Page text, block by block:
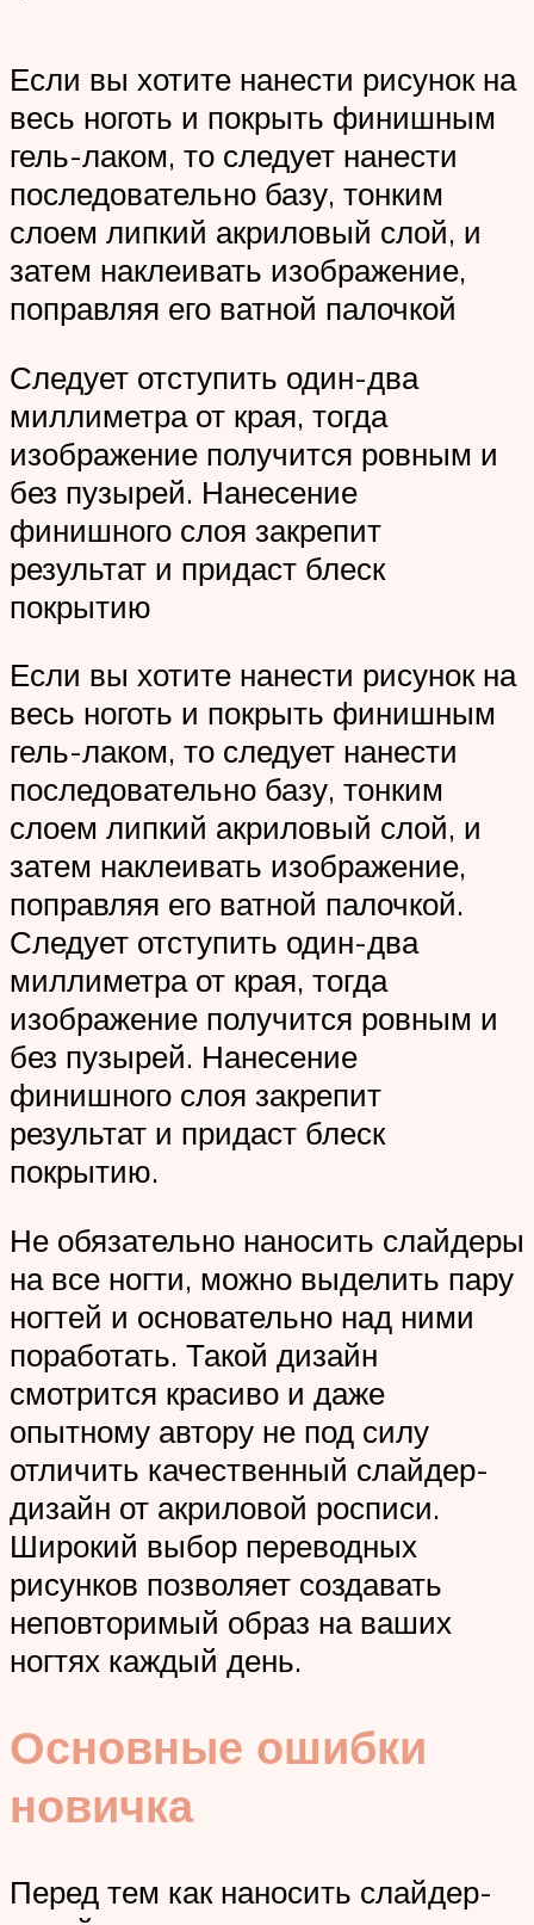
Если вы хотите нанести рисунок на
весь ноготь и покрыть финишным
гель-лаком, то следует нанести
последовательно базу, тонким
слоем липкий акриловый слой, и
затем наклеивать изображение,
поправляя его ватной палочкой
Следует отступить один-два
миллиметра от края, тогда
изображение получится ровным и
без пузырей. Нанесение
финишного слоя закрепит
результат и придаст блеск
покрытию
Если вы хотите нанести рисунок на
весь ноготь и покрыть финишным
гель-лаком, то следует нанести
последовательно базу, тонким
слоем липкий акриловый слой, и
затем наклеивать изображение,
поправляя его ватной палочкой.
Следует отступить один-два
миллиметра от края, тогда
изображение получится ровным и
без пузырей. Нанесение
финишного слоя закрепит
результат и придаст блеск
покрытию.
Не обязательно наносить слайдеры
на все ногти, можно выделить пару
ногтей и основательно над ними
поработать. Такой дизайн
смотрится красиво и даже
опытному автору не под силу
отличить качественный слайдер-
дизайн от акриловой росписи.
Широкий выбор переводных
рисунков позволяет создавать
неповторимый образ на ваших
ногтях каждый день.
Основные ошибки
новичка
Перед тем как наносить слайдер-